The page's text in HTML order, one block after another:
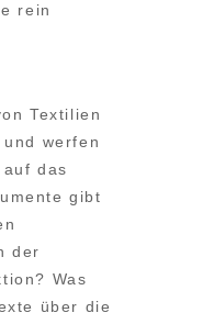
rein
Textilien
werfen
das
gibt
der
Was
über die